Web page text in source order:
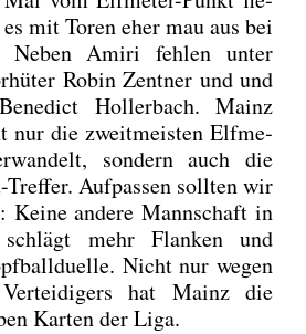
mit Toren eher mau aus bei
Neben Ami­ri feh­len unter
Robin Zent­ner und und
Hol­ler­bach. Mainz
nur die zweit­meis­ten Elf­me­
son­dern auch die
Auf­pas­sen soll­ten wir
Kei­ne ande­re Mann­schaft in
mehr Flan­ken und
Nicht nur wegen
hat Mainz die
Kar­ten der Liga.